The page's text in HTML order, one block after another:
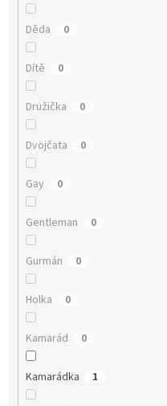
Děda 0
Dítě 0
Družička 0
Dvojčata 0
Gay 0
Gentleman 0
Gurmán 0
Holka 0
Kamarád 0
Kamarádka 1